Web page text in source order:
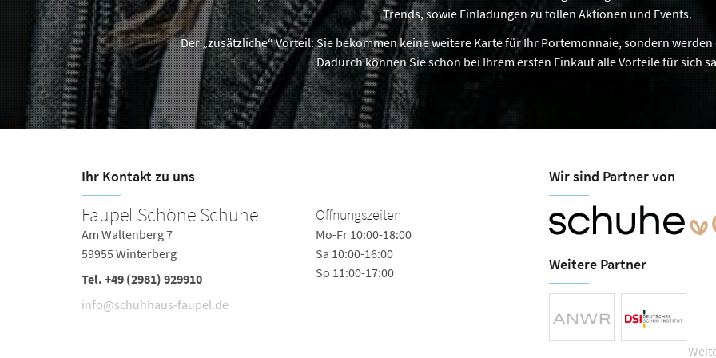
Trends, sowie Einladungen zu tollen Aktionen und Events.
Der „zusätzliche“ Vorteil: Sie bekommen keine weitere Karte für Ihr Portemonnaie, sondern
Dadurch können Sie schon bei Ihrem ersten Einkauf alle Vorteile für sich
Ihr Kontakt zu uns
Faupel Schöne Schuhe
Am Waltenberg 7
59955 Winterberg
Tel. +49 (2981) 929910
info@schuhhaus-faupel.de
Öffnungszeiten
Mo-Fr 10:00-18:00
Sa 10:00-16:00
So 11:00-17:00
Faupel Schöne Schuhe
Neustädter Straße 34-36
Fax +49 (6451) 230166
info@schuhhaus-faupel.de
Wir sind Partner von
Weitere Partner